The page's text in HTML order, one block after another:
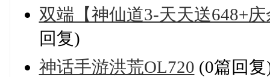
双端【神仙道3-天天送648+
回复)
神话手游洪荒OL720 (0篇回复